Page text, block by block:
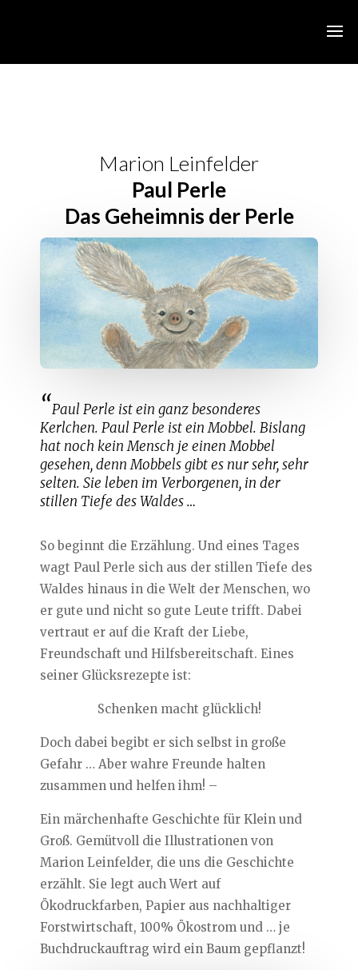
Marion Leinfelder
Paul Perle
Das Geheimnis der Perle
Paul Perle ist ein ganz besonderes
Kerlchen. Paul Perle ist ein Mobbel. Bislang
hat noch kein Mensch je einen Mobbel
gesehen, denn Mobbels gibt es nur sehr, sehr
selten. Sie leben im Verborgenen, in der
stillen Tiefe des Waldes …
So beginnt die Erzählung. Und eines Tages
wagt Paul Perle sich aus der stillen Tiefe des
Waldes hinaus in die Welt der Menschen, wo
er gute und nicht so gute Leute trifft. Dabei
vertraut er auf die Kraft der Liebe,
Freundschaft und Hilfsbereitschaft. Eines
seiner Glücksrezepte ist:
Schenken macht glücklich!
Doch dabei begibt er sich selbst in große
Gefahr … Aber wahre Freunde halten
zusammen und helfen ihm! –
Ein märchenhafte Geschichte für Klein und
Groß. Gemütvoll die Illustrationen von
Marion Leinfelder, die uns die Geschichte
erzählt. Sie legt auch Wert auf
Ökodruckfarben, Papier aus nachhaltiger
Forstwirtschaft, 100% Ökostrom und … je
Buchdruckauftrag wird ein Baum gepflanzt!